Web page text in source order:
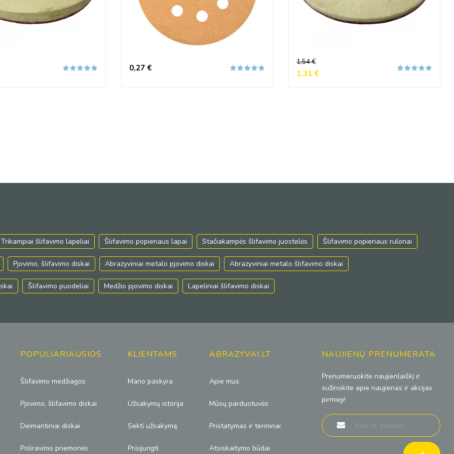
Trikampiai šlifavimo lapeliai Šlifavimo popieriaus lapai Stačiakampės šlifavimo juostelės Šlifavimo popieriaus rulonai
Pjovimo, šlifavimo diskai Abrazyviniai metalo pjovimo diskai Abrazyviniai metalo šlifavimo diskai
Šlifavimo puodeliai Medžio pjovimo diskai Lapeliniai šlifavimo diskai
POPULIARIAUSIOS
Šlifavimo medžiagos
Pjovimo, šlifavimo diskai
Deimantiniai diskai
Poliravimo priemonės
KLIENTAMS
Mano paskyra
Užsakymų istorija
Sekti užsakymą
Prisijungti
ABRAZYVAI.LT
Apie mus
Mūsų parduotuvės
Pristatymas ir terminai
Atsiskaitymo būdai
NAUJIENŲ PRENUMERATA
Prenumeruokite naujienlaiškį ir
sužinokite apie naujienas ir akcijas
pirmieji!